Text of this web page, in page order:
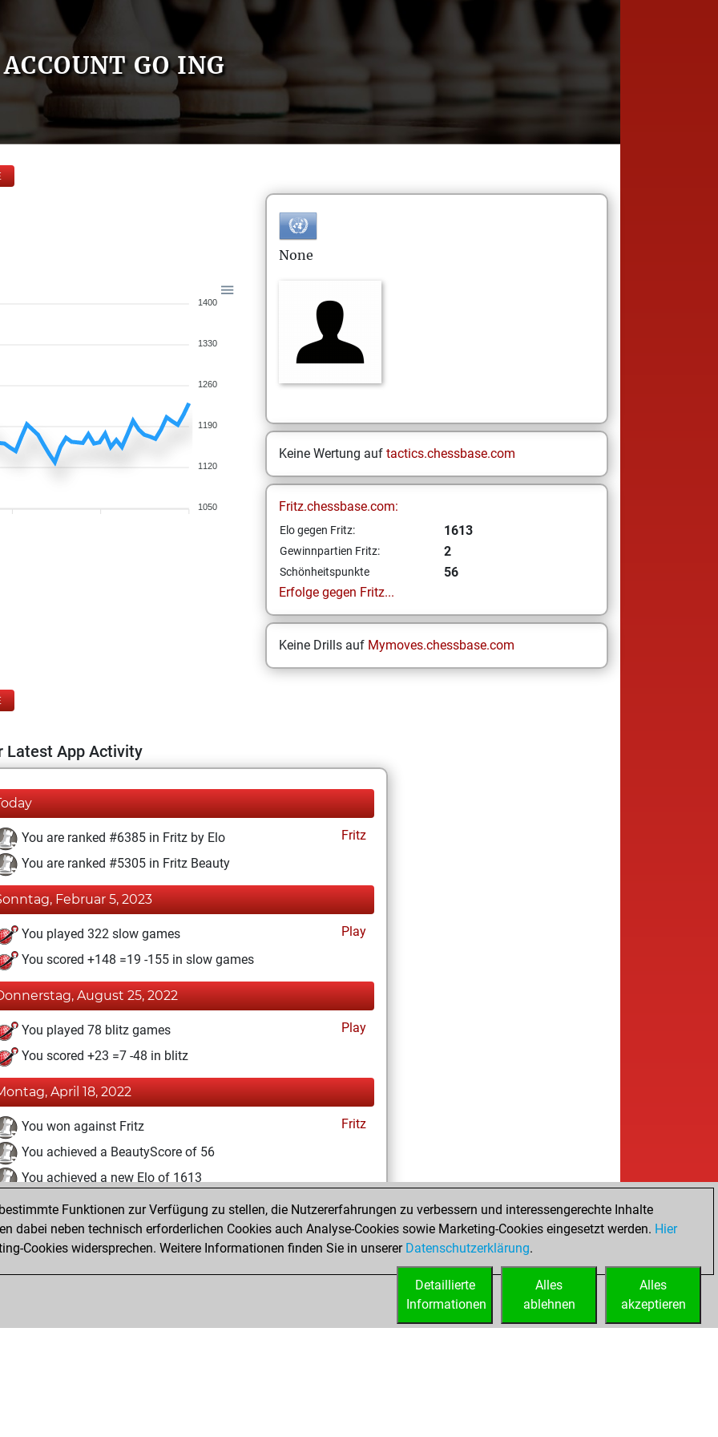
ACCOUNT GO ING
1400
1330
1260
1190
1120
1050
None
Keine Wertung auf tactics.chessbase.com
Fritz.chessbase.com:
Elo gegen Fritz: 1613
Gewinnpartien Fritz: 2
Schönheitspunkte
56
Erfolge gegen Fritz...
Keine Drills auf Mymoves.chessbase.com
Latest App Activity
You are ranked #6385 in Fritz by Elo
Fritz
You are ranked #5305 in Fritz Beauty
Februar 5, 2023
You played 322 slow games
Play
You scored +148 =19 -155 in slow games
August 25, 2022
You played 78 blitz games
Play
You scored +23 =7 -48 in blitz
April 18, 2022
You won against Fritz
Fritz
You achieved a BeautyScore of 56
You achieved a new Elo of 1613
Januar 9, 2021
You created your Fritz account Fritz
Funktionen zur Verfügung zu stellen, die Nutzererfahrungen zu verbessern und interessengerechte Inhalte
dabei neben technisch erforderlichen Cookies auch Analyse-Cookies sowie Marketing-Cookies eingesetzt werden. Hier
Cookies widersprechen. Weitere Informationen finden Sie in unserer Datenschutzerklärung.
Alles
akzeptieren
Alles
ablehnen
Detaillierte
Informationen